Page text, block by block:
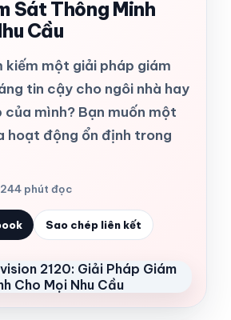
Sát Thông Minh
Cầu
kiếm một giải pháp giám
tin cậy cho ngôi nhà hay
của mình? Bạn muốn một
hoạt động ổn định trong
4 phút đọc
Sao chép liên kết